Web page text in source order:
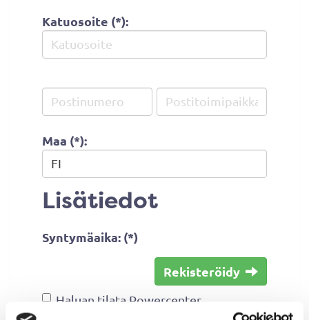
Katuosoite (*):
Maa (*):
Lisätiedot
Syntymäaika: (*)
Rekisteröidy
Haluan tilata Powercenter